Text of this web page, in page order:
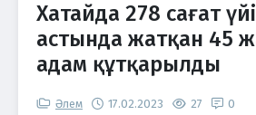
Хатайда 278 сағат
астында жатқан 45
адам құтқарылды
Әлем 17.02.2023 27 0